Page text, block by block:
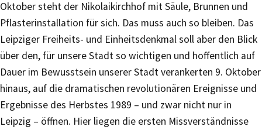
Oktober steht der Nikolaikirchhof mit Säule, Brunnen und
Pflasterinstallation für sich. Das muss auch so bleiben. Das
Leipziger Freiheits- und Einheitsdenkmal soll aber den Blick
über den, für unsere Stadt so wichtigen und hoffentlich auf
Dauer im Bewusstsein unserer Stadt verankerten 9. Oktober
hinaus, auf die dramatischen revolutionären Ereignisse und
Ergebnisse des Herbstes 1989 – und zwar nicht nur in
Leipzig – öffnen. Hier liegen die ersten Missverständnisse